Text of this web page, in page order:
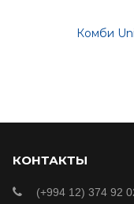
Комби
КОНТАКТЫ
(+994 12) 374 92